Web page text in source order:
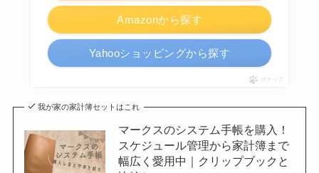
Amazonから探す
Yahooショッピングから探す
ポチップ
我が家の家計簿セットはこれ
マークスのシステム手帳を購入！
スケジュール管理から家計簿まで
幅広く愛用中｜クリップブックと